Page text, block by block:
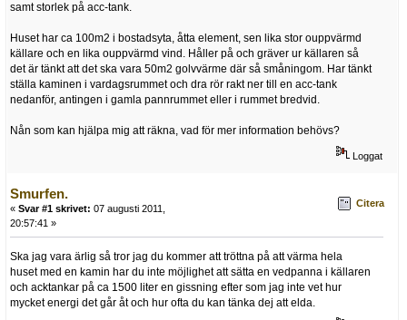
samt storlek på acc-tank.
Huset har ca 100m2 i bostadsyta, åtta element, sen lika stor ouppvärmd
källare och en lika ouppvärmd vind. Håller på och gräver ur källaren så
det är tänkt att det ska vara 50m2 golvvärme där så småningom. Har tänkt
ställa kaminen i vardagsrummet och dra rör rakt ner till en acc-tank
nedanför, antingen i gamla pannrummet eller i rummet bredvid.
Nån som kan hjälpa mig att räkna, vad för mer information behövs?
Loggat
Smurfen.
« Svar #1 skrivet: 07 augusti 2011,
20:57:41 »
Citera
Ska jag vara ärlig så tror jag du kommer att tröttna på att värma hela
huset med en kamin har du inte möjlighet att sätta en vedpanna i källaren
och acktankar på ca 1500 liter en gissning efter som jag inte vet hur
mycket energi det går åt och hur ofta du kan tänka dej att elda.